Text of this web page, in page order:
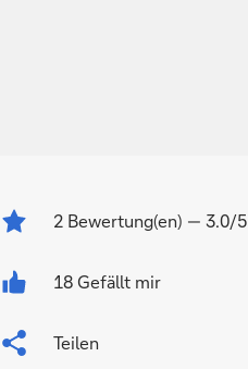
2 Bewertung(en) — 3.0/5
18 Gefällt mir
Teilen